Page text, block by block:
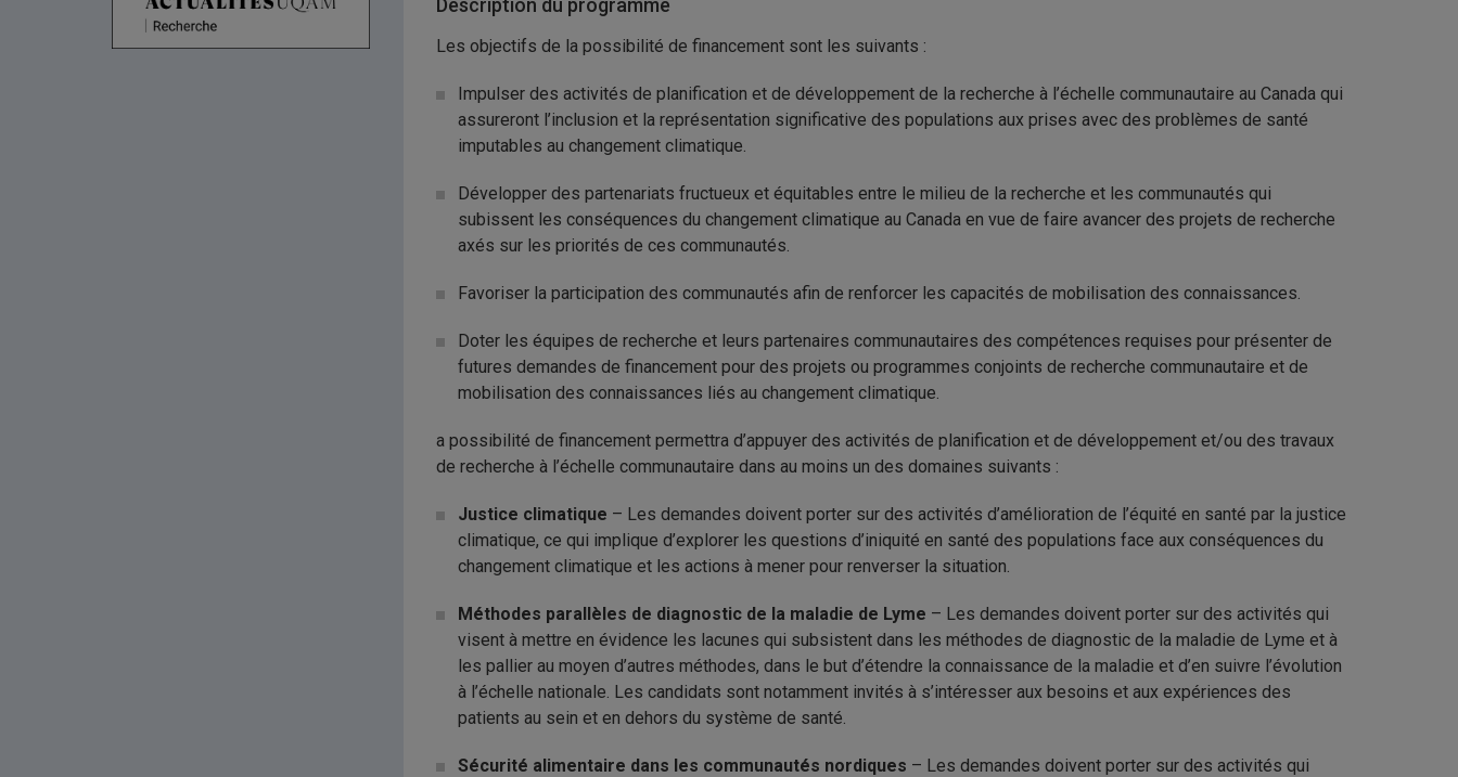
Description du programme
Les objectifs de la possibilité de financement sont les suivants :
Impulser des activités de planification et de développement de la recherche à l’échelle communautaire au Canada qui
assureront l’inclusion et la représentation significative des populations aux prises avec des problèmes de santé
imputables au changement climatique.
Développer des partenariats fructueux et équitables entre le milieu de la recherche et les communautés qui
subissent les conséquences du changement climatique au Canada en vue de faire avancer des projets de recherche
axés sur les priorités de ces communautés.
Favoriser la participation des communautés afin de renforcer les capacités de mobilisation des connaissances.
Doter les équipes de recherche et leurs partenaires communautaires des compétences requises pour présenter de
futures demandes de financement pour des projets ou programmes conjoints de recherche communautaire et de
mobilisation des connaissances liés au changement climatique.
a possibilité de financement permettra d’appuyer des activités de planification et de développement et/ou des travaux
de recherche à l’échelle communautaire dans au moins un des domaines suivants :
Justice climatique – Les demandes doivent porter sur des activités d’amélioration de l’équité en santé par la justice
climatique, ce qui implique d’explorer les questions d’iniquité en santé des populations face aux conséquences du
changement climatique et les actions à mener pour renverser la situation.
Méthodes parallèles de diagnostic de la maladie de Lyme – Les demandes doivent porter sur des activités qui
visent à mettre en évidence les lacunes qui subsistent dans les méthodes de diagnostic de la maladie de Lyme et à
les pallier au moyen d’autres méthodes, dans le but d’étendre la connaissance de la maladie et d’en suivre l’évolution
à l’échelle nationale. Les candidats sont notamment invités à s’intéresser aux besoins et aux expériences des
patients au sein et en dehors du système de santé.
Sécurité alimentaire dans les communautés nordiques – Les demandes doivent porter sur des activités qui